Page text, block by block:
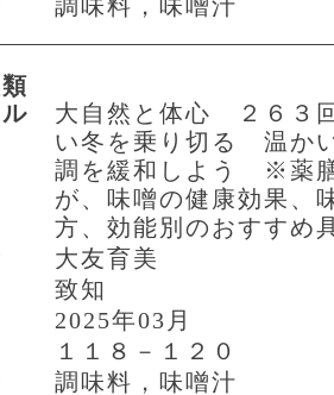
調味料，味噌汁
大自然と体心 ２６３
い冬を乗り切る 温か
調を緩和しよう ※薬
が、味噌の健康効果、
方、効能別のおすすめ
大友育美
致知
2025年03月
１１８－１２０
調味料，味噌汁